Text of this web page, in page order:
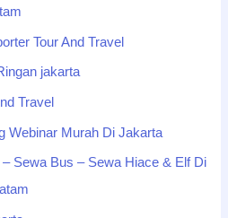
Tour And Travel
jakarta
Travel
Webinar Murah Di Jakarta
Sewa Bus – Sewa Hiace & Elf Di